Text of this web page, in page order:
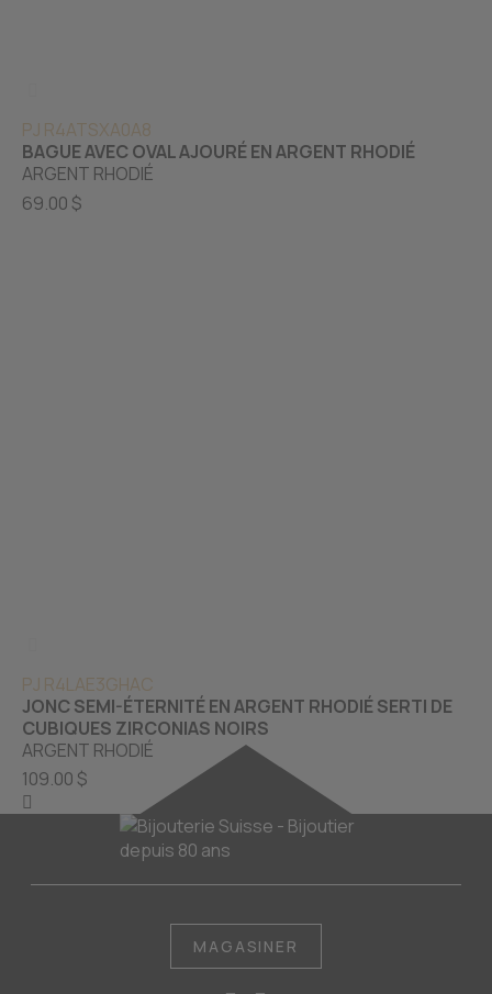
PJ R4ATSXA0A8
BAGUE AVEC OVAL AJOURÉ EN ARGENT RHODIÉ
ARGENT RHODIÉ
69.00 $
PJ R4LAE3GHAC
JONC SEMI-ÉTERNITÉ EN ARGENT RHODIÉ SERTI DE
CUBIQUES ZIRCONIAS NOIRS
ARGENT RHODIÉ
109.00 $
MAGASINER